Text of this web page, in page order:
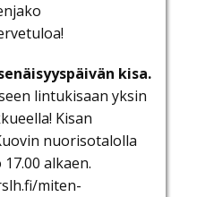
kisa.
lintukisaan yksin
Kisan
nuorisotalolla
alkaen.
miten-